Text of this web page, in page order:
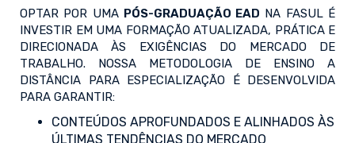
OPTAR POR UMA PÓS-GRADUAÇÃO EAD NA FASUL É
INVESTIR EM UMA FORMAÇÃO ATUALIZADA, PRÁTICA E
DIRECIONADA ÀS EXIGÊNCIAS DO MERCADO DE
TRABALHO. NOSSA METODOLOGIA DE ENSINO A
DISTÂNCIA PARA ESPECIALIZAÇÃO É DESENVOLVIDA
PARA GARANTIR:
CONTEÚDOS APROFUNDADOS E ALINHADOS ÀS
ÚLTIMAS TENDÊNCIAS DO MERCADO